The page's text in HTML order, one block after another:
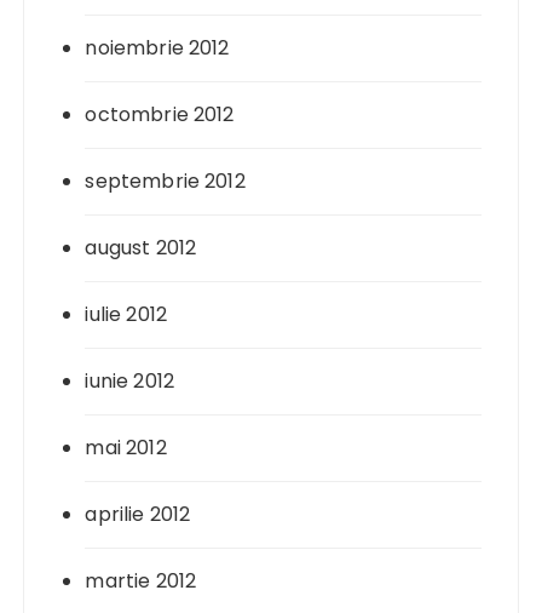
noiembrie 2012
octombrie 2012
septembrie 2012
august 2012
iulie 2012
iunie 2012
mai 2012
aprilie 2012
martie 2012